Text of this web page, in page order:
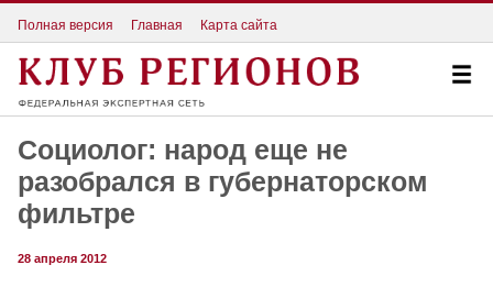
Полная версия Главная Карта сайта
Социолог: народ еще не
разобрался в губернаторском
фильтре
28 апреля 2012